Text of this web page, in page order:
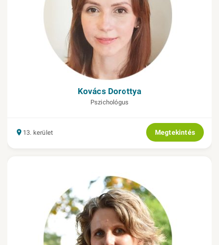
Kovács Dorottya
Pszichológus
13. kerület Megtekintés